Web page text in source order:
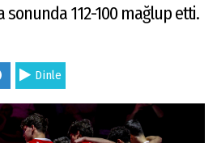
sonunda 112-100 mağlup etti.
Dinle